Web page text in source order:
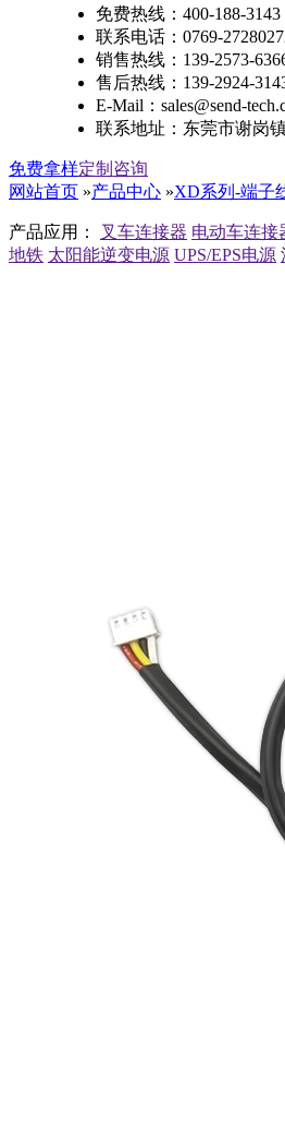
免费热线：400-188-3143
联系电话：0769-
销售热线：139-2573-
售后热线：139-2924-
E-Mail：sales@send-
联系地址：东莞市谢岗
免费拿样定制咨询
网站首页 »产品中心 »XD系列-端子
产品应用： 叉车连接器 电动车连接
地铁 太阳能逆变电源 UPS/EPS电源